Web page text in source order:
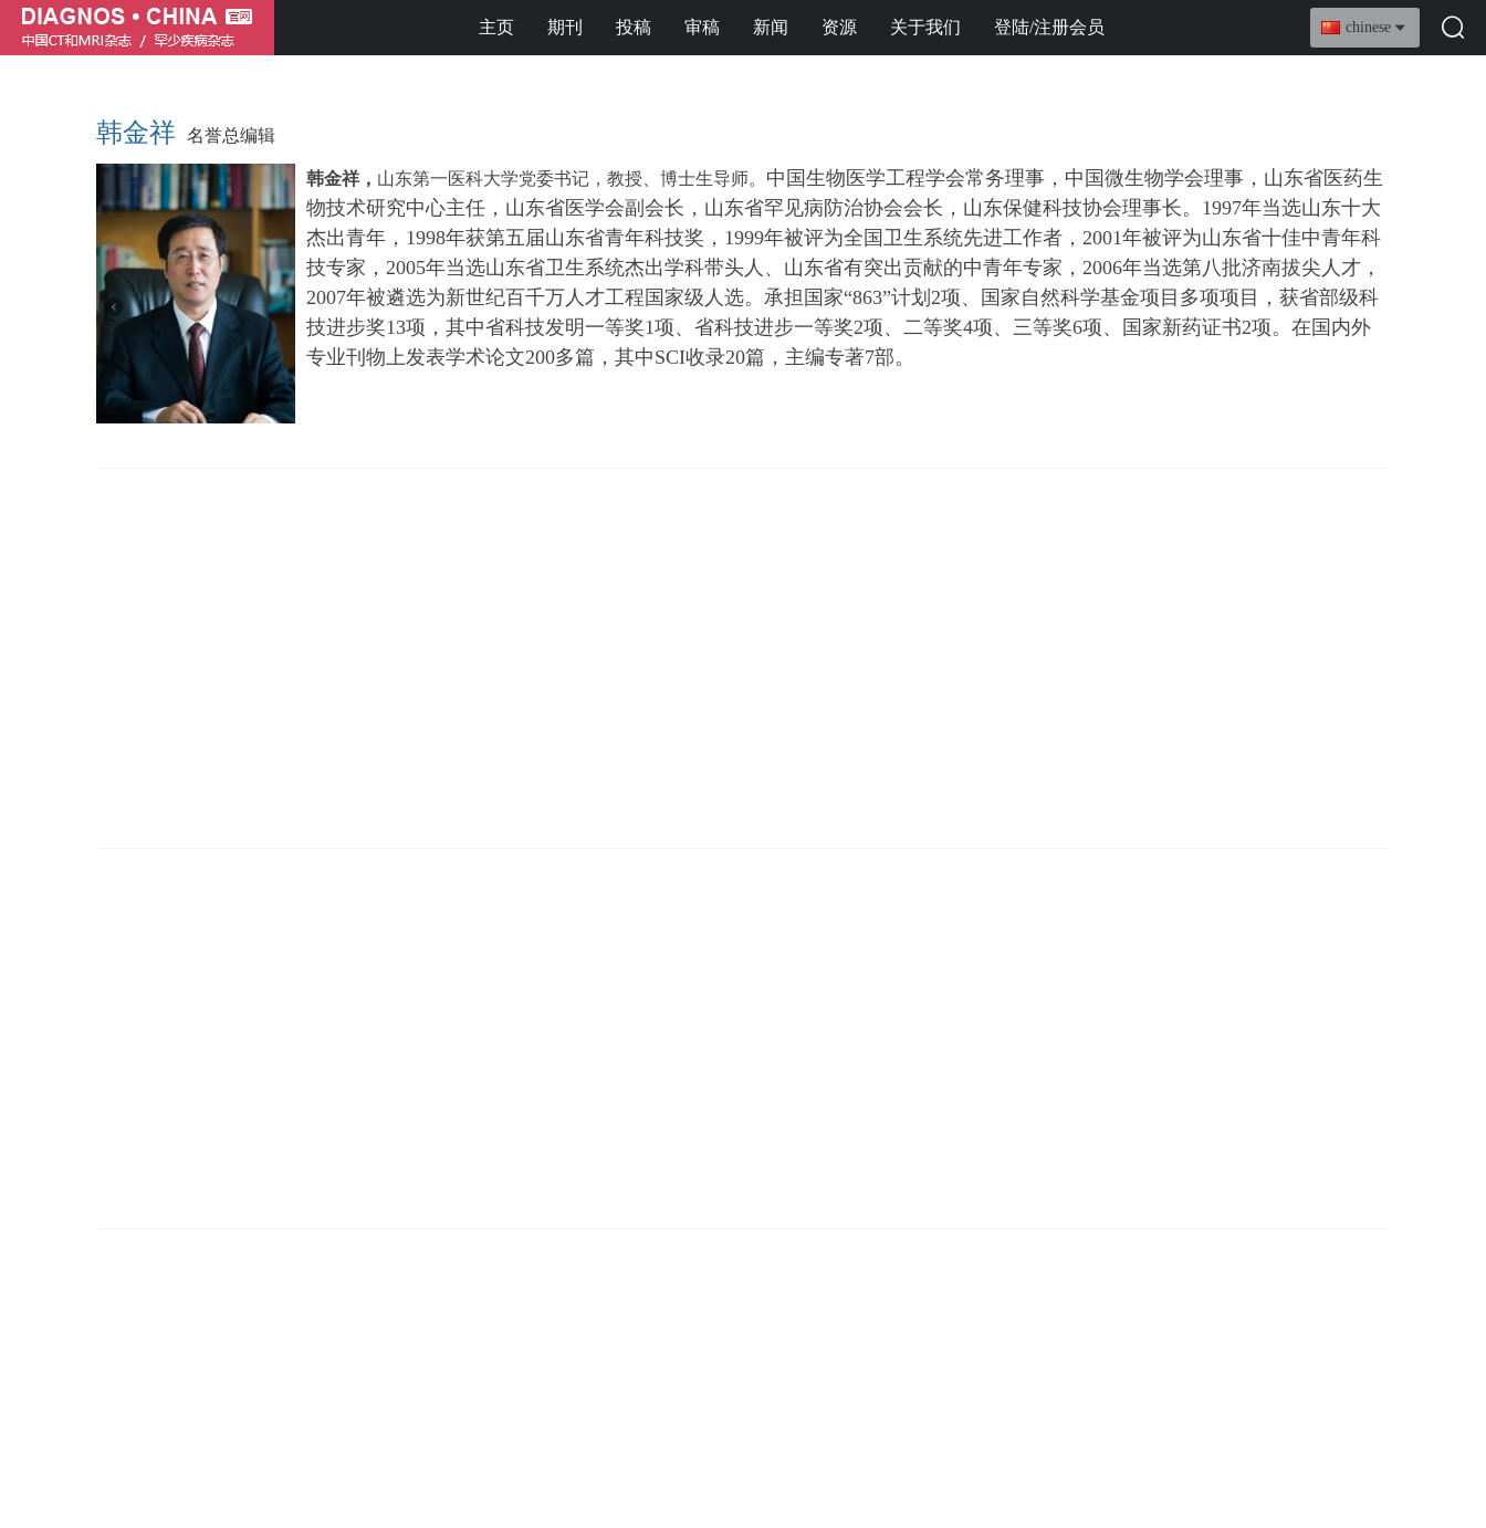
主页 期刊 投稿 审稿 新闻 资源 关于我们 登陆/注册会员 chinese
韩金祥 名誉总编辑
韩金祥， 山东第一医科大学党委书记 ， 教授、博士生导师。 中国生物医学工程学会常务理事， 中国微生物学会理事，山东省医药生
物技术研究中心主任 ， 山东省医学会副会长， 山东省罕见病防治协会会长， 山东保健科技协会理事长。 1997年当选山东十大
杰出青年，1998年获第五届山东省青年科技奖，1999年被评为全国卫生系统先进工作者，2001年被评为山东省十佳中青年科
技专家，2005年当选山东省卫生系统杰出学科带头人、山东省有突出贡献的中青年专家，2006年当选第八批济南拔尖人才，
2007年被遴选为新世纪百千万人才工程国家级人选。承担国家“863”计划2项、国家自然科学基金项目多项项目，获省部级科
技进步奖13项，其中省科技发明一等奖1项、省科技进步一等奖2项、二等奖4项、三等奖6项、国家新药证书2项。在国内外
专业刊物上发表学术论文200多篇，其中SCI收录20篇，主编专著7部。